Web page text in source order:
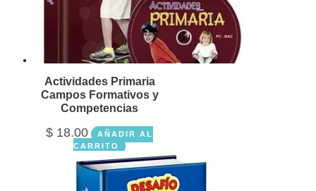
Actividades Primaria
Campos Formativos y
Competencias
$ 18.00
AÑADIR AL
CARRITO